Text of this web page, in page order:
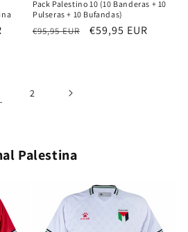
Pack Palestino 10 (10 Banderas + 10
Pulseras + 10 Bufandas)
Precio
€95,95 EUR
Precio
€59,95 EUR
2
Palestina